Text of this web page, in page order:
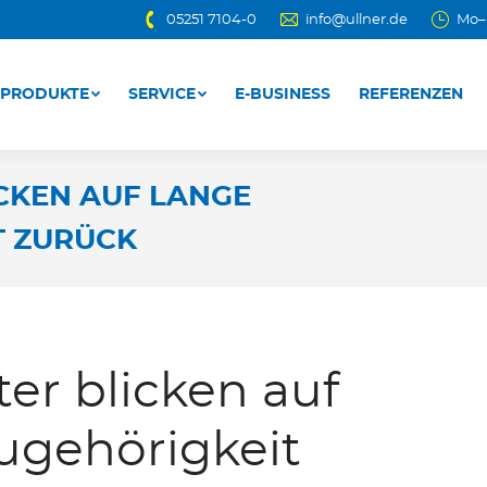
05251 7104-0 info@ullner.de
PRODUKTE SERVICE E-BUSINESS REFERENZEN
AUF LANGE
ZURÜCK
blicken auf